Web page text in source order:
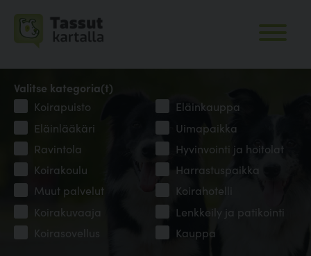
Valitse kategoria(t)
Koirapuisto
Eläinkauppa
Eläinlääkäri
Uimapaikka
Ravintola
Hyvinvointi ja hoitolat
Koirakoulu
Harrastuspaikka
Muut palvelut
Koirahotelli
Koirakuvaaja
Lenkkeily ja patikointi
Koirasovellus
Kauppa